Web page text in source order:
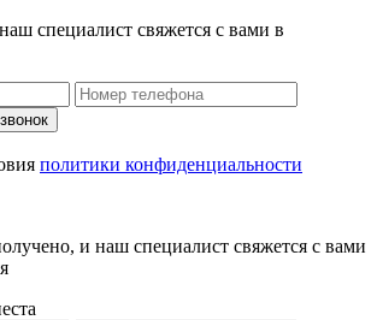
специалист свяжется с вами в
политики конфиденциальности
и наш специалист свяжется с вами